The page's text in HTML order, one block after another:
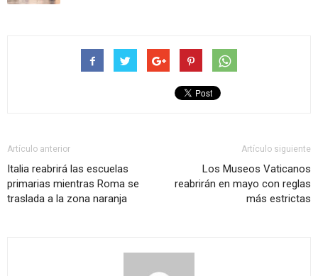
Artículo anterior
Italia reabrirá las escuelas
primarias mientras Roma se
traslada a la zona naranja
Artículo siguiente
Los Museos Vaticanos
reabrirán en mayo con reglas
más estrictas